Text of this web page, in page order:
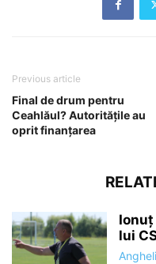
Previous article
Final de drum pentru
Ceahlăul? Autoritățile au
oprit finanțarea
lui